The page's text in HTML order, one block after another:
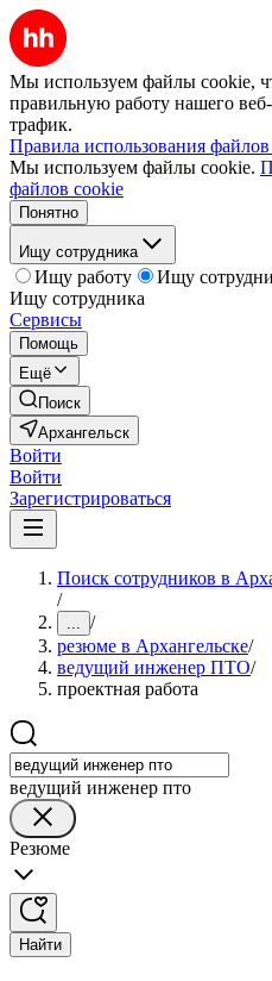
Мы используем файлы cookie,
правильную работу нашего
трафик.
Правила использования
Мы используем файлы cookie.
файлов cookie
Понятно
Ищу сотрудника
Ищу работу
Ищу
Ищу сотрудника
Сервисы
Помощь
Ещё
Поиск
Архангельск
Войти
Войти
Зарегистрироваться
Поиск сотрудников в
/
... /
резюме в Архангельске/
ведущий инженер ПТО/
проектная работа
ведущий инженер пто
Резюме
Найти